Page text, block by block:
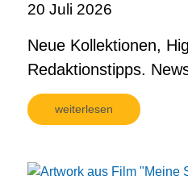
20 Juli 2026
Neue Kollektionen,
Redaktionstipps.
weiterlesen